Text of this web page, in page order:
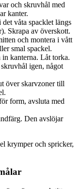
och skruvhål med
kanter.
våta spacklet längs
Skrapa av överskott.
och montera i vått
smal spackel.
kanterna. Låt torka.
igen, något
över skarvzoner till
form, avsluta med
Den avslöjar
krymper och spricker,